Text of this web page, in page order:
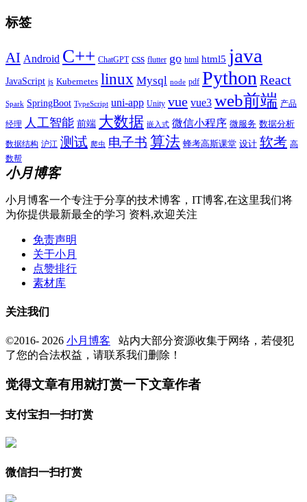
标签
AI Android C++ ChatGPT css flutter go html html5 java
JavaScript js Kubernetes linux Mysql node pdf Python React
Spark SpringBoot TypeScript uni-app Unity vue vue3 web前端 产品
经理 人工智能 前端 大数据 嵌入式 微信小程序 微服务 数据分析
数据结构 沪江 测试 爬虫 电子书 算法 蜂考高斯课堂 设计 软考 高
数帮
小月博客
小月博客一个专注于分享的技术博客，IT博客,在这里我们将
为你提供最新最全的学习 资料,欢迎关注
免责声明
关于小月
点赞排行
素材库
关注我们
©2016- 2026 小月博客 站内大部分资源收集于网络，若侵犯
了您的合法权益，请联系我们删除！
觉得文章有用就打赏一下文章作者
支付宝扫一扫打赏
微信扫一扫打赏